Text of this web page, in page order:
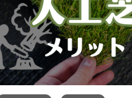
草刈り:
を引き抜く、あるいは鋏
具を使って草を切り取る
さな庭や狭いスペースで
、大規模なエリアには効
があります。
町市、須坂市、千曲市、
野市、塩尻市、諏訪市、
市、上田市、東御市、小
、軽井沢町、下諏訪町、
町、御代田町、辰野町、